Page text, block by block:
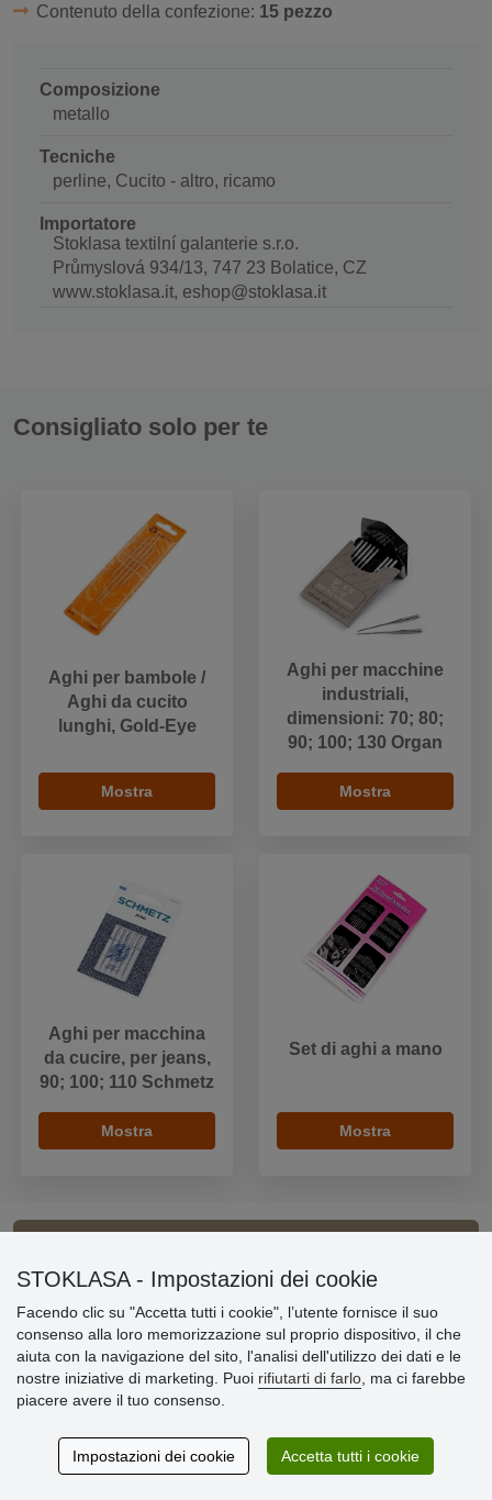
Contenuto della confezione: 15 pezzo
Composizione
metallo
Tecniche
perline, Cucito - altro, ricamo
Importatore
Stoklasa textilní galanterie s.r.o.
Průmyslová 934/13, 747 23 Bolatice, CZ
www.stoklasa.it, eshop@stoklasa.it
Consigliato solo per te
Aghi per bambole /
Aghi da cucito
lunghi, Gold-Eye
Mostra
Aghi per macchine
industriali,
dimensioni: 70; 80;
90; 100; 130 Organ
Mostra
Aghi per macchina
da cucire, per jeans,
90; 100; 110 Schmetz
Mostra
Set di aghi a mano
Mostra
Informazioni importanti
» Impostazioni dei cookie
» Termini & Condizioni
» Informativa sulla Privacy
» Consegna e pagamento
» Garanzia e resi
STOKLASA - Impostazioni dei cookie
Facendo clic su "Accetta tutti i cookie", l’utente fornisce il suo
consenso alla loro memorizzazione sul proprio dispositivo, il che
aiuta con la navigazione del sito, l'analisi dell'utilizzo dei dati e le
nostre iniziative di marketing. Puoi rifiutarti di farlo , ma ci farebbe
piacere avere il tuo consenso.
Impostazioni dei cookie Accetta tutti i cookie